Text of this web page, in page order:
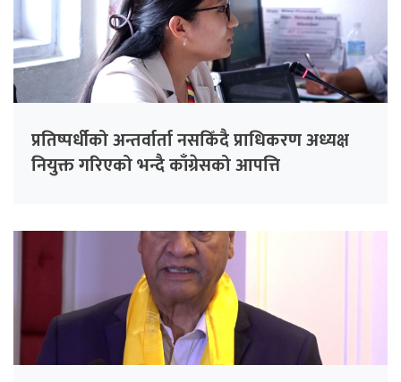
प्रतिष्पर्धीको अन्तर्वार्ता नसकिँदै प्राधिकरण अध्यक्ष
नियुक्त गरिएको भन्दै काँग्रेसको आपत्ति